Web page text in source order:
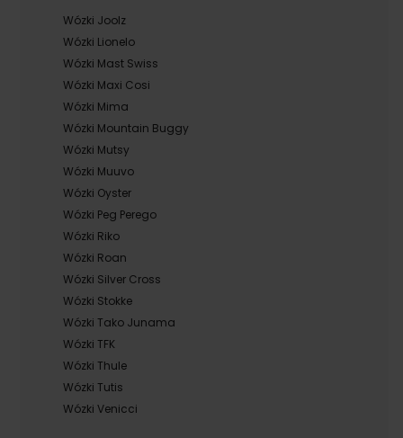
Wózki Joolz
Wózki Lionelo
Wózki Mast Swiss
Wózki Maxi Cosi
Wózki Mima
Wózki Mountain Buggy
Wózki Mutsy
Wózki Muuvo
Wózki Oyster
Wózki Peg Perego
Wózki Riko
Wózki Roan
Wózki Silver Cross
Wózki Stokke
Wózki Tako Junama
Wózki TFK
Wózki Thule
Wózki Tutis
Wózki Venicci